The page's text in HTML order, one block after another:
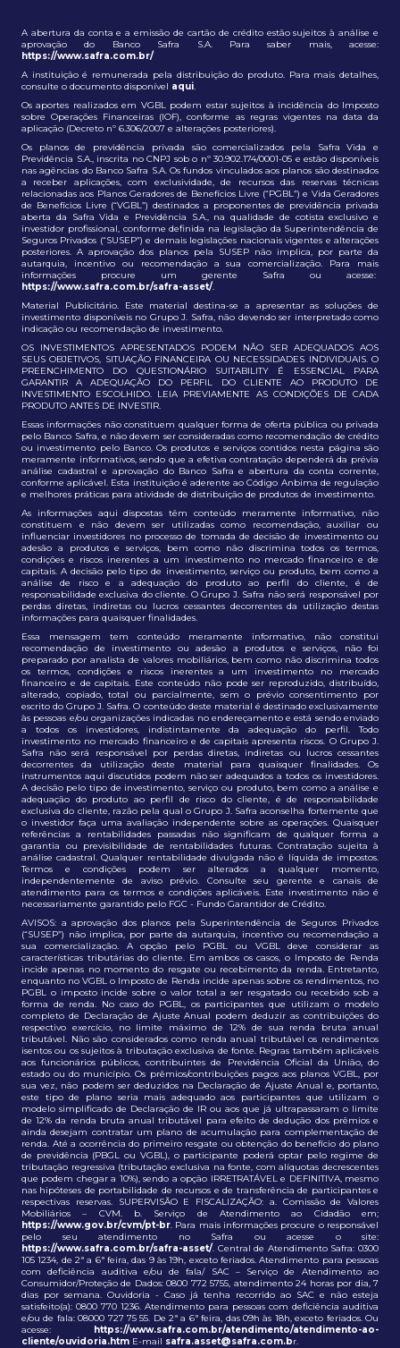
A abertura da conta e a emissão de cartão de crédito estão sujeitos à análise e
aprovação do Banco Safra S.A. Para saber mais, acesse:
https://www.safra.com.br/
A instituição é remunerada pela distribuição do produto. Para mais detalhes,
consulte o documento disponível aqui.
Os aportes realizados em VGBL podem estar sujeitos à incidência do Imposto
sobre Operações Financeiras (IOF), conforme as regras vigentes na data da
aplicação (Decreto nº 6.306/2007 e alterações posteriores).
Os planos de previdência privada são comercializados pela Safra Vida e
Previdência S.A., inscrita no CNPJ sob o nº 30.902.174/0001-05 e estão disponíveis
nas agências do Banco Safra S.A. Os fundos vinculados aos planos são destinados
a receber aplicações, com exclusividade, de recursos das reservas técnicas
relacionadas aos Planos Geradores de Benefícios Livre (“PGBL”) e Vida Geradores
de Benefícios Livre (“VGBL”) destinados a proponentes de previdência privada
aberta da Safra Vida e Previdência S.A., na qualidade de cotista exclusivo e
investidor profissional, conforme definida na legislação da Superintendência de
Seguros Privados (“SUSEP”) e demais legislações nacionais vigentes e alterações
posteriores. A aprovação dos planos pela SUSEP não implica, por parte da
autarquia, incentivo ou recomendação a sua comercialização. Para mais
informações procure um gerente Safra ou acesse:
https://www.safra.com.br/safra-asset/.
Material Publicitário. Este material destina-se a apresentar as soluções de
investimento disponíveis no Grupo J. Safra, não devendo ser interpretado como
indicação ou recomendação de investimento.
OS INVESTIMENTOS APRESENTADOS PODEM NÃO SER ADEQUADOS AOS
SEUS OBJETIVOS, SITUAÇÃO FINANCEIRA OU NECESSIDADES INDIVIDUAIS. O
PREENCHIMENTO DO QUESTIONÁRIO SUITABILITY É ESSENCIAL PARA
GARANTIR A ADEQUAÇÃO DO PERFIL DO CLIENTE AO PRODUTO DE
INVESTIMENTO ESCOLHIDO. LEIA PREVIAMENTE AS CONDIÇÕES DE CADA
PRODUTO ANTES DE INVESTIR.
Essas informações não constituem qualquer forma de oferta pública ou privada
pelo Banco Safra, e não devem ser consideradas como recomendação de crédito
ou investimento pelo Banco. Os produtos e serviços contidos nesta página são
meramente informativos, sendo que a efetiva contratação dependerá da prévia
análise cadastral e aprovação do Banco Safra e abertura da conta corrente,
conforme aplicável. Esta instituição é aderente ao Código Anbima de regulação
e melhores práticas para atividade de distribuição de produtos de investimento.
As informações aqui dispostas têm conteúdo meramente informativo, não
constituem e não devem ser utilizadas como recomendação, auxiliar ou
influenciar investidores no processo de tomada de decisão de investimento ou
adesão a produtos e serviços, bem como não discrimina todos os termos,
condições e riscos inerentes a um investimento no mercado financeiro e de
capitais. A decisão pelo tipo de investimento, serviço ou produto, bem como a
análise de risco e a adequação do produto ao perfil do cliente, é de
responsabilidade exclusiva do cliente. O Grupo J. Safra não será responsável por
perdas diretas, indiretas ou lucros cessantes decorrentes da utilização destas
informações para quaisquer finalidades.
Essa mensagem tem conteúdo meramente informativo, não constitui
recomendação de investimento ou adesão a produtos e serviços, não foi
preparado por analista de valores mobiliários, bem como não discrimina todos
os termos, condições e riscos inerentes a um investimento no mercado
financeiro e de capitais. Este conteúdo não pode ser reproduzido, distribuído,
alterado, copiado, total ou parcialmente, sem o prévio consentimento por
escrito do Grupo J. Safra. O conteúdo deste material é destinado exclusivamente
às pessoas e/ou organizações indicadas no endereçamento e está sendo enviado
a todos os investidores, indistintamente da adequação do perfil. Todo
investimento no mercado financeiro e de capitais apresenta riscos. O Grupo J.
Safra não será responsável por perdas diretas, indiretas ou lucros cessantes
decorrentes da utilização deste material para quaisquer finalidades. Os
instrumentos aqui discutidos podem não ser adequados a todos os investidores.
A decisão pelo tipo de investimento, serviço ou produto, bem como a análise e
adequação do produto ao perfil de risco do cliente, é de responsabilidade
exclusiva do cliente, razão pela qual o Grupo J. Safra aconselha fortemente que
o investidor faça uma avaliação independente sobre as operações. Quaisquer
referências a rentabilidades passadas não significam de qualquer forma a
garantia ou previsibilidade de rentabilidades futuras. Contratação sujeita à
análise cadastral. Qualquer rentabilidade divulgada não é líquida de impostos.
Termos e condições podem ser alterados a qualquer momento,
independentemente de aviso prévio. Consulte seu gerente e canais de
atendimento para os termos e condições aplicáveis. Este investimento não é
necessariamente garantido pelo FGC - Fundo Garantidor de Crédito.
AVISOS: a aprovação dos planos pela Superintendência de Seguros Privados
(“SUSEP”) não implica, por parte da autarquia, incentivo ou recomendação a
sua comercialização. A opção pelo PGBL ou VGBL deve considerar as
características tributárias do cliente. Em ambos os casos, o Imposto de Renda
incide apenas no momento do resgate ou recebimento da renda. Entretanto,
enquanto no VGBL o Imposto de Renda incide apenas sobre os rendimentos, no
PGBL o imposto incide sobre o valor total a ser resgatado ou recebido sob a
forma de renda. No caso do PGBL, os participantes que utilizam o modelo
completo de Declaração de Ajuste Anual podem deduzir as contribuições do
respectivo exercício, no limite máximo de 12% de sua renda bruta anual
tributável. Não são considerados como renda anual tributável os rendimentos
isentos ou os sujeitos à tributação exclusiva de fonte. Regras também aplicáveis
aos funcionários públicos, contribuintes de Previdência Oficial da União, do
estado ou do município. Os prêmios/contribuições pagos aos planos VGBL, por
sua vez, não podem ser deduzidos na Declaração de Ajuste Anual e, portanto,
este tipo de plano seria mais adequado aos participantes que utilizam o
modelo simplificado de Declaração de IR ou aos que já ultrapassaram o limite
de 12% da renda bruta anual tributável para efeito de dedução dos prêmios e
ainda desejam contratar um plano de acumulação para complementação de
renda. Até a ocorrência do primeiro resgate ou obtenção do benefício do plano
de previdência (PBGL ou VGBL), o participante poderá optar pelo regime de
tributação regressiva (tributação exclusiva na fonte, com alíquotas decrescentes
que podem chegar a 10%), sendo a opção IRRETRATÁVEL e DEFINITIVA, mesmo
nas hipóteses de portabilidade de recursos e de transferência de participantes e
respectivas reservas. SUPERVISÃO E FISCALIZAÇÃO: a. Comissão de Valores
Mobiliários – CVM. b. Serviço de Atendimento ao Cidadão em;
https://www.gov.br/cvm/pt-br. Para mais informações procure o responsável
pelo seu atendimento no Safra ou acesse o site:
https://www.safra.com.br/safra-asset/. Central de Atendimento Safra: 0300
105 1234, de 2ª a 6ª feira, das 9 às 19h, exceto feriados. Atendimento para pessoas
com deficiência auditiva e/ou de fala/ SAC – Serviço de Atendimento ao
Consumidor/Proteção de Dados: 0800 772 5755, atendimento 24 horas por dia, 7
dias por semana. Ouvidoria - Caso já tenha recorrido ao SAC e não esteja
satisfeito(a): 0800 770 1236. Atendimento para pessoas com deficiência auditiva
e/ou de fala: 08000 727 75 55. De 2ª a 6ª feira, das 09h às 18h, exceto feriados. Ou
acesse: https://www.safra.com.br/atendimento/atendimento-ao-
cliente/ouvidoria.htm E-mail safra.asset@safra.com.br.